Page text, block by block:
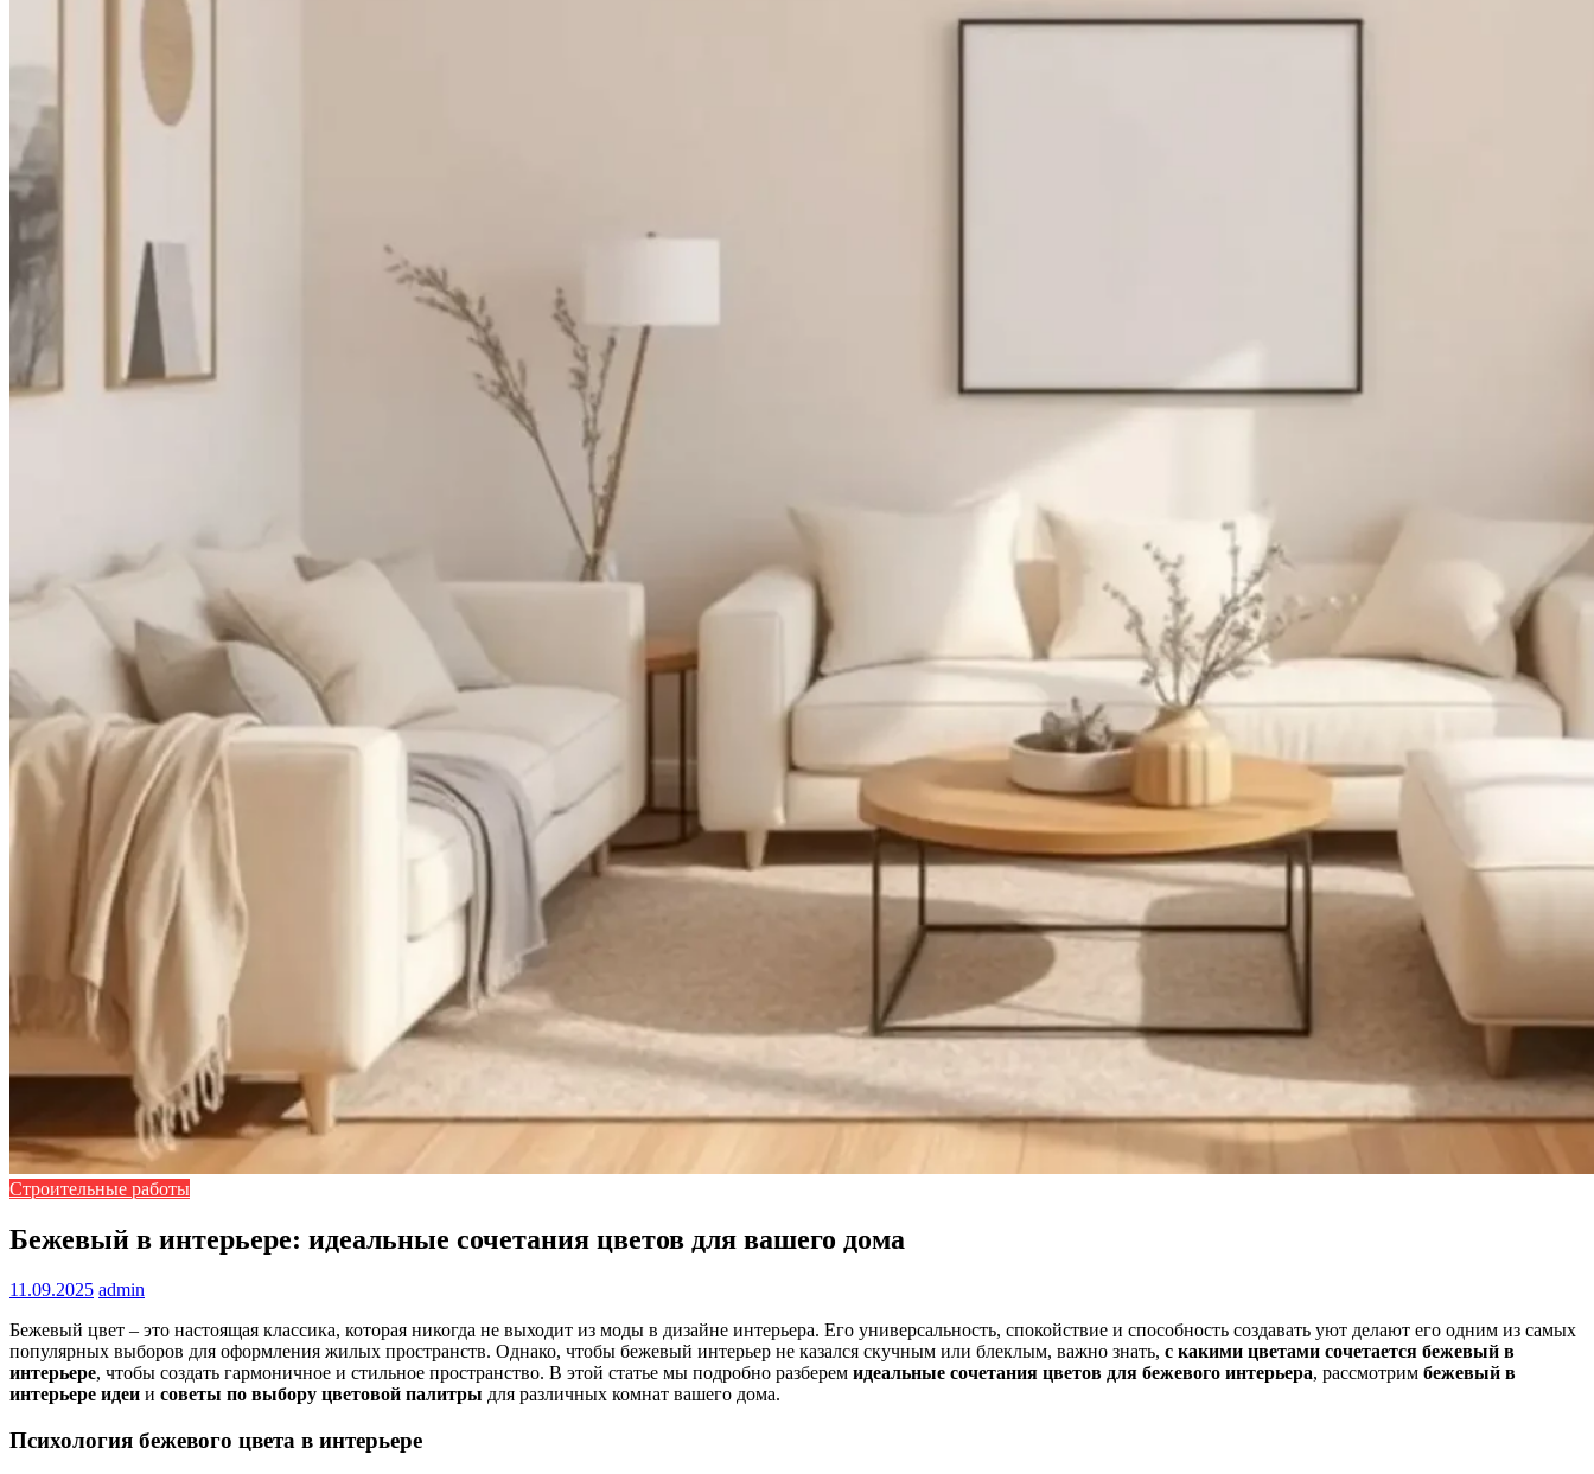
Строительные работы
Бежевый в интерьере: идеальные сочетания цветов для вашего дома
11.09.2025 admin
Бежевый цвет – это настоящая классика, которая никогда не выходит из моды в дизайне интерьера. Его универсальность, спокойствие и способность создавать уют делают его одним из самых
популярных выборов для оформления жилых пространств. Однако, чтобы бежевый интерьер не казался скучным или блеклым, важно знать, с какими цветами сочетается бежевый в
интерьере, чтобы создать гармоничное и стильное пространство. В этой статье мы подробно разберем идеальные сочетания цветов для бежевого интерьера, рассмотрим бежевый в
интерьере идеи и советы по выбору цветовой палитры для различных комнат вашего дома.
Психология бежевого цвета в интерьере